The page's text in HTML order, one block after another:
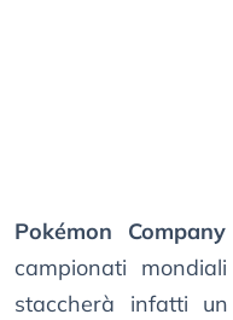
Pokémon Company
campionati
staccherà infatti